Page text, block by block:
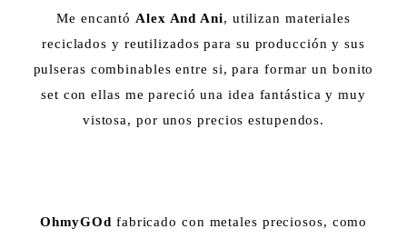
Me encantó Alex And Ani, utilizan materiales
reciclados y reutilizados para su producción y sus
pulseras combinables entre si, para formar un bonito
set con ellas me pareció una idea fantástica y muy
vistosa, por unos precios estupendos.
OhmyGOd fabricado con metales preciosos, como